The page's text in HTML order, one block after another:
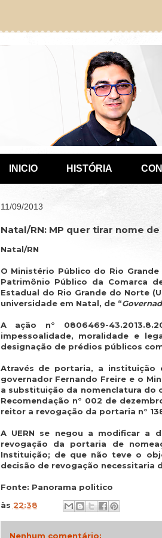
INICIO HISTÓRIA
11/09/2013
Natal/RN: MP quer tirar nome
Natal/RN
O Ministério Público do Rio
Patrimônio Público da Comarca
Estadual do Rio Grande do Norte
universidade em Natal, de “
A ação n° 0806469-
impessoalidade, moralidade e
designação de prédios públicos
Através de portaria, a instituição
governador Fernando Freire e o
a substituição da nomenclatura do
Recomendação n° 002 de
reitor a revogação da portaria n°
A UERN se negou a modificar a
revogação da portaria de
Instituição; de que não teve o
decisão de revogação necessitaria
Fonte: Panorama politico
às 22:38
Nenhum comentário: